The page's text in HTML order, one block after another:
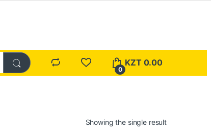
0
KZT 0.00
Showing the single result